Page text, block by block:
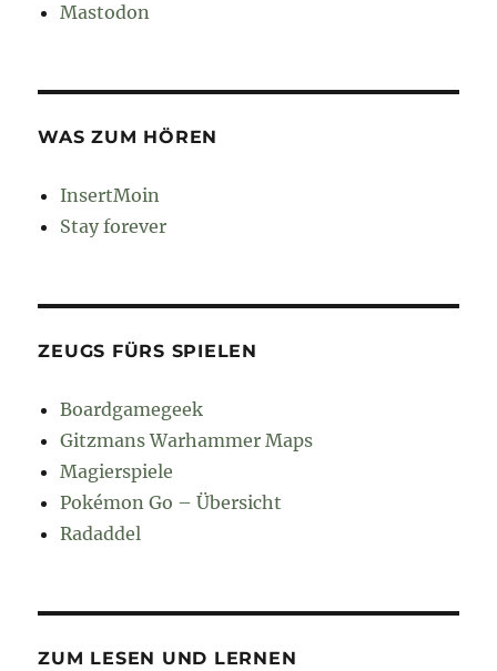
Mastodon
WAS ZUM HÖREN
InsertMoin
Stay forever
ZEUGS FÜRS SPIELEN
Boardgamegeek
Gitzmans Warhammer Maps
Magierspiele
Pokémon Go – Übersicht
Radaddel
ZUM LESEN UND LERNEN